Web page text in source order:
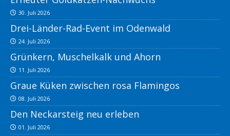
30. Juli 2026
Drei-Länder-Rad-Event im Odenwald
24. Juli 2026
Grünkern, Muschelkalk und Ahorn
11. Juli 2026
Graue Küken zwischen rosa Flamingos
08. Juli 2026
Den Neckarsteig neu erleben
01. Juli 2026